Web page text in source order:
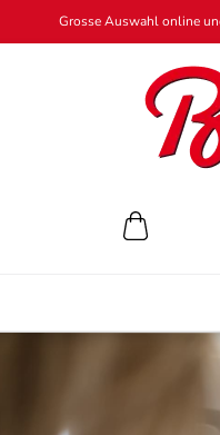
Grosse Auswahl online